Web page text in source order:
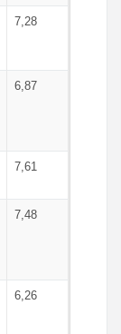
7,28
6,87
7,61
7,48
6,26